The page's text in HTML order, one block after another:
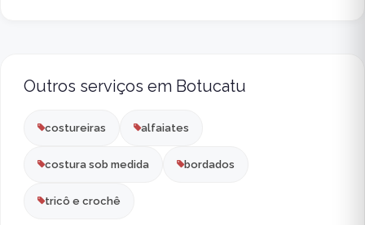
Outros serviços em Botucatu
costureiras alfaiates
costura sob medida bordados
tricô e crochê